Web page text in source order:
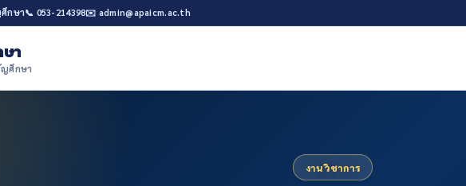
กษา📞 053-214398✉️ admin@apaicm.ac.th
า
ญศึกษา
งานวิชาการ